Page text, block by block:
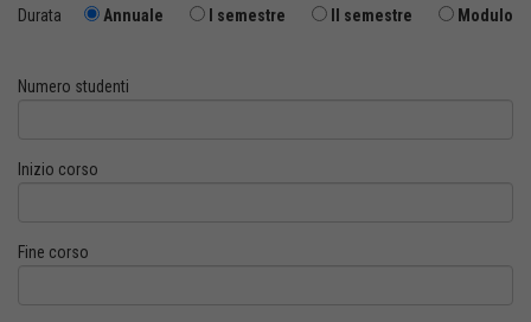
Durata Annuale I semestre II semestre Modulo
Numero studenti
Inizio corso
Fine corso